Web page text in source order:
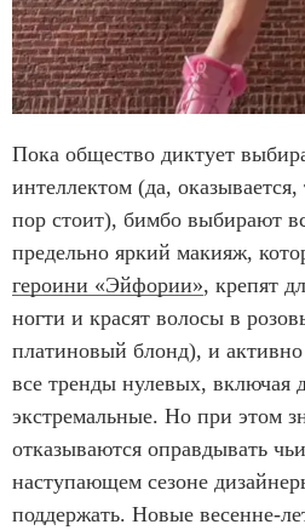
Пока общество диктует
интеллектом (да,
пор стоит), бимбо выбирают
предельно яркий макияж,
героини «Эйфории», крепят
ногти и красят волосы в
платиновый блонд), и
все тренды нулевых, включая
экстремальные. Но при этом
отказываются оправдывать
наступающем сезоне
поддержать. Новые весенне-